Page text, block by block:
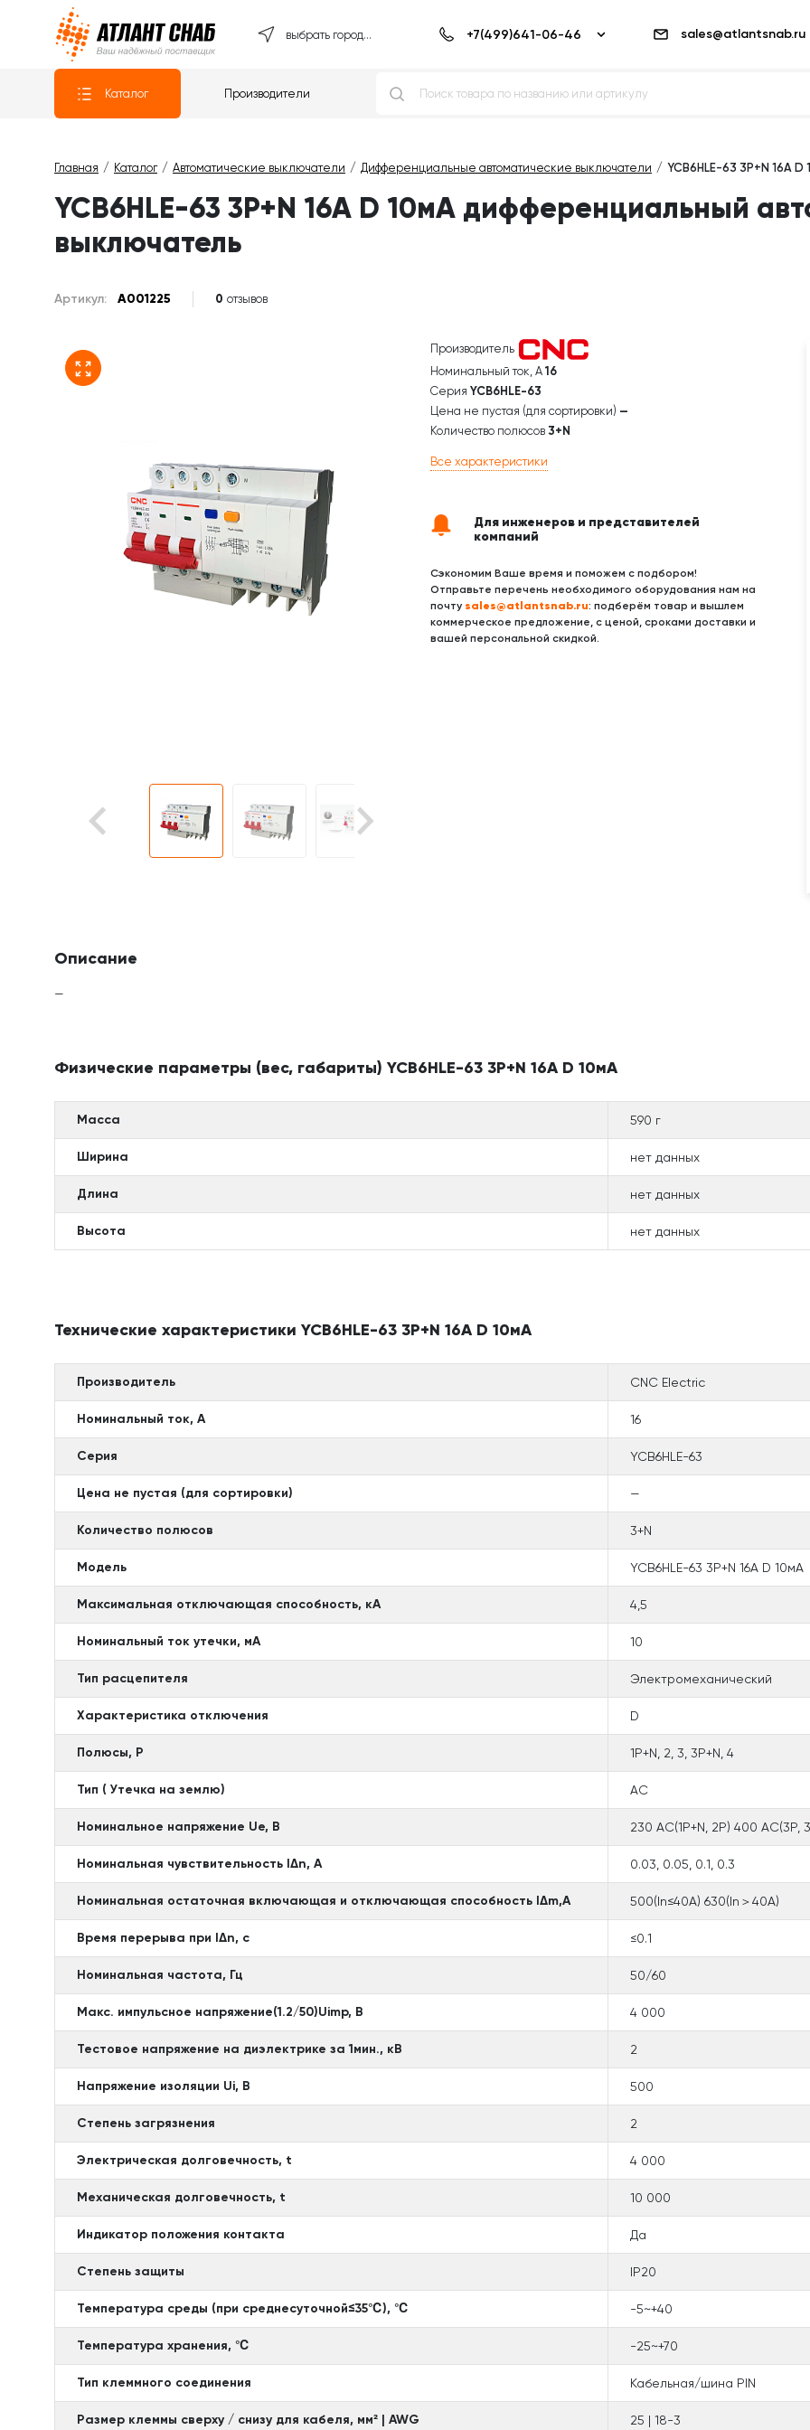
Атлантснаб
выбрать город... sales@atlantsnab.ru
Каталог Производители
Главная Каталог Автоматические выключатели Дифференциальные автоматические выключатели YCB6HLE-63 3P+N 16A
YCB6HLE-63 3P+N 16A D 10мА дифференциальный
выключатель
Артикул: A001225
Производитель
Номинальный ток, А 16
Серия YCB6HLE-63
Цена не пустая (для сортировки) —
Количество полюсов 3+N
Все характеристики
Для инженеров и представителей
компаний
Сэкономим Ваше время и поможем с подбором!
Отправьте перечень необходимого оборудования нам на
почту sales@atlantsnab.ru: подберём товар и вышлем
коммерческое предложение, с ценой, сроками доставки и
вашей персональной скидкой.
Описание
—
Физические параметры (вес, габариты) YCB6HLE-63 3P+N 16A D 10мА
Масса 590 г
Ширина нет данных
Длина нет данных
Высота нет данных
Технические характеристики YCB6HLE-63 3P+N 16A D 10мА
Производитель CNC Electric
Номинальный ток, А 16
Серия YCB6HLE-63
Цена не пустая (для сортировки) —
Количество полюсов 3+N
Модель YCB6HLE-63 3P+N 16A D 10мА
Максимальная отключающая способность, кА 4,5
Номинальный ток утечки, мА 10
Тип расцепителя Электромеханический
Характеристика отключения D
Полюсы, P 1P+N, 2, 3, 3P+N, 4
Тип ( Утечка на землю) AC
Номинальное напряжение Ue, В 230 AC(1P+N, 2P) 400 AC(3P,
Номинальная чувствительность lΔn, А 0.03, 0.05, 0.1, 0.3
Номинальная остаточная включающая и отключающая способность lΔm,А 500(In≤40A) 630(In＞40A)
Время перерыва при lΔn, с ≤0.1
Номинальная частота, Гц 50/60
Макс. импульсное напряжение(1.2/50)Uimp, В 4 000
Тестовое напряжение на диэлектрике за 1мин., кВ 2
Напряжение изоляции Ui, B 500
Степень загрязнения 2
Электрическая долговечность, t 4 000
Механическая долговечность, t 10 000
Индикатор положения контакта Да
Степень защиты IP20
Температура среды (при среднесуточной≤35℃), ℃ -5~+40
Температура хранения, ℃ -25~+70
Тип клеммного соединения Кабельная/шина PIN
Размер клеммы сверху / снизу для кабеля, мм² | AWG 25 | 18-3